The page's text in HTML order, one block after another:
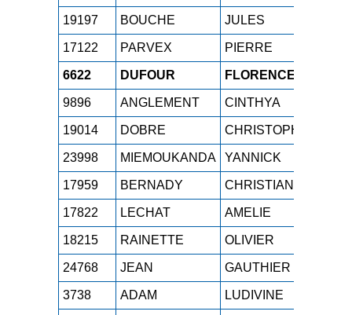
19197 BOUCHE JULES
17122 PARVEX PIERRE
6622 DUFOUR FLORENCE
9896 ANGLEMENT CINTHYA
19014 DOBRE CHRISTOPHE
23998 MIEMOUKANDA YANNICK
17959 BERNADY CHRISTIAN
17822 LECHAT AMELIE
18215 RAINETTE OLIVIER
24768 JEAN GAUTHIER
3738 ADAM LUDIVINE